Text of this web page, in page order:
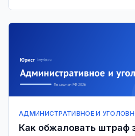
АДМИНИСТРАТИВНОЕ И
Как обжаловать штраф